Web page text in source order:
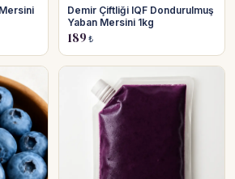
Demir Çiftliği IQF Dondurulmuş
Yaban Mersini 1kg
189 ₺